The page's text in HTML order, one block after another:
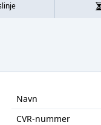
Navn
CVR-nummer